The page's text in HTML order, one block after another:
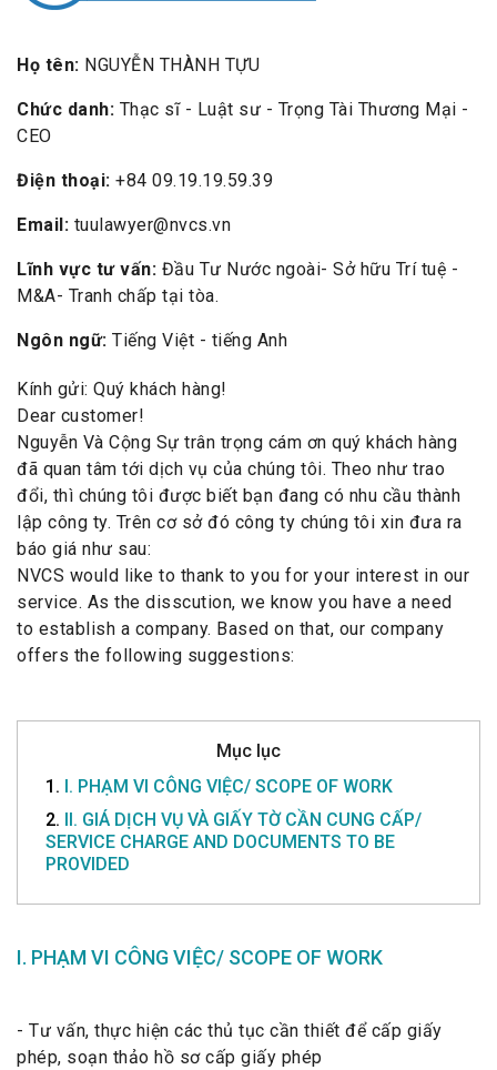
Họ tên: NGUYỄN THÀNH TỰU
Chức danh: Thạc sĩ - Luật sư - Trọng Tài Thương Mại -
CEO
Điện thoại: +84 09.19.19.59.39
Email: tuulawyer@nvcs.vn
Lĩnh vực tư vấn: Đầu Tư Nước ngoài- Sở hữu Trí tuệ -
M&A- Tranh chấp tại tòa.
Ngôn ngữ: Tiếng Việt - tiếng Anh
Kính gửi: Quý khách hàng!
Dear customer!
Nguyễn Và Cộng Sự trân trọng cám ơn quý khách hàng
đã quan tâm tới dịch vụ của chúng tôi. Theo như trao
đổi, thì chúng tôi được biết bạn đang có nhu cầu thành
lập công ty. Trên cơ sở đó công ty chúng tôi xin đưa ra
báo giá như sau:
NVCS would like to thank to you for your interest in our
service. As the disscution, we know you have a need
to establish a company. Based on that, our company
offers the following suggestions:
Mục lục
1. I. PHẠM VI CÔNG VIỆC/ SCOPE OF WORK
2. II. GIÁ DỊCH VỤ VÀ GIẤY TỜ CẦN CUNG CẤP/
SERVICE CHARGE AND DOCUMENTS TO BE
PROVIDED
I. PHẠM VI CÔNG VIỆC/ SCOPE OF WORK
- Tư vấn, thực hiện các thủ tục cần thiết để cấp giấy
phép, soạn thảo hồ sơ cấp giấy phép